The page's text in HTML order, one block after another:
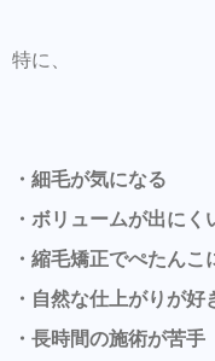
特に、
・細毛が気になる
・ボリュームが出にく
・縮毛矯正でぺたんこ
・自然な仕上がりが好
・長時間の施術が苦手